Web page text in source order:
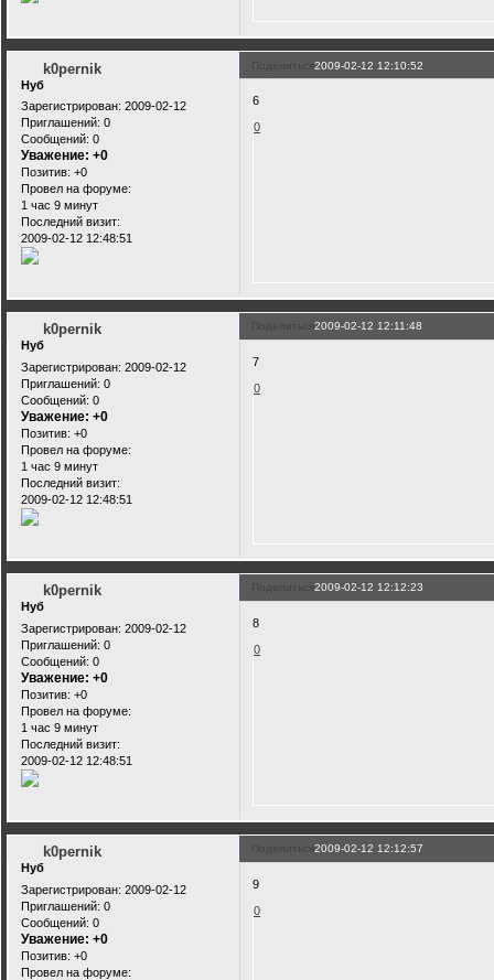
Поделиться2009-02-12 12:10:52
k0pernik
Нуб
Зарегистрирован: 2009-02-12
Приглашений: 0
Сообщений: 0
Уважение: +0
Позитив: +0
Провел на форуме:
1 час 9 минут
Последний визит:
2009-02-12 12:48:51
6
0
Поделиться2009-02-12 12:11:48
k0pernik
Нуб
Зарегистрирован: 2009-02-12
Приглашений: 0
Сообщений: 0
Уважение: +0
Позитив: +0
Провел на форуме:
1 час 9 минут
Последний визит:
2009-02-12 12:48:51
7
0
Поделиться2009-02-12 12:12:23
k0pernik
Нуб
Зарегистрирован: 2009-02-12
Приглашений: 0
Сообщений: 0
Уважение: +0
Позитив: +0
Провел на форуме:
1 час 9 минут
Последний визит:
2009-02-12 12:48:51
8
0
Поделиться2009-02-12 12:12:57
k0pernik
Нуб
Зарегистрирован: 2009-02-12
Приглашений: 0
Сообщений: 0
Уважение: +0
Позитив: +0
Провел на форуме:
9
0